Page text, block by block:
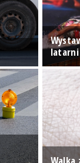
latarni
Walka